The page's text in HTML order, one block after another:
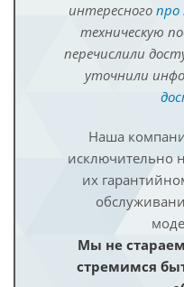
интересного про
техническую
перечислили
уточнили
Наша
исключительно
их
Мы не
стремимся